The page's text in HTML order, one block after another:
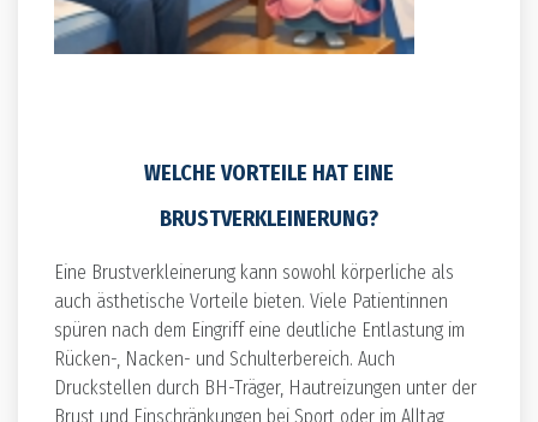
WELCHE VORTEILE HAT EINE
BRUSTVERKLEINERUNG?
Eine Brustverkleinerung kann sowohl körperliche als
auch ästhetische Vorteile bieten. Viele Patientinnen
spüren nach dem Eingriff eine deutliche Entlastung im
Rücken-, Nacken- und Schulterbereich. Auch
Druckstellen durch BH-Träger, Hautreizungen unter der
Brust und Einschränkungen bei Sport oder im Alltag